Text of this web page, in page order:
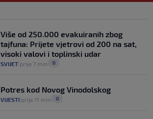
1
Plenković na 15 dana ukine mjere: "Ne bi
se dogodilo ništa. Vlada se zaljubila u te
intervencije"
25
Više od 250.000 evakuiranih zbog
tajfuna: Prijete vjetrovi od 200 na sat,
visoki valovi i toplinski udar
SVIJET prije 7 min 0
Potres kod Novog Vinodolskog
VIJESTI prije 11 min 0